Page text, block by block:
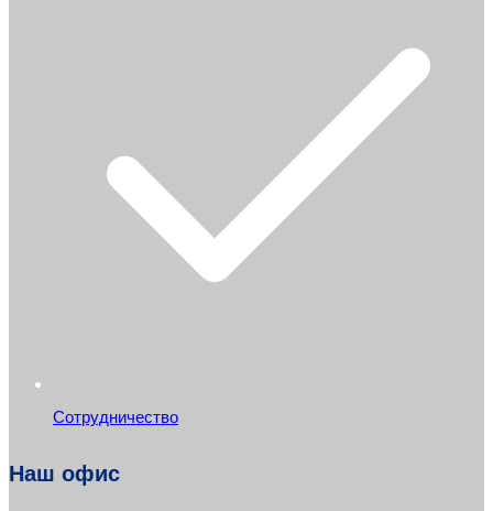
Сотрудничество
Наш офис